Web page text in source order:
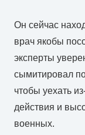
Он сейчас
врач якобы
эксперты
сымитировал
чтобы уехать
действия и
военных.